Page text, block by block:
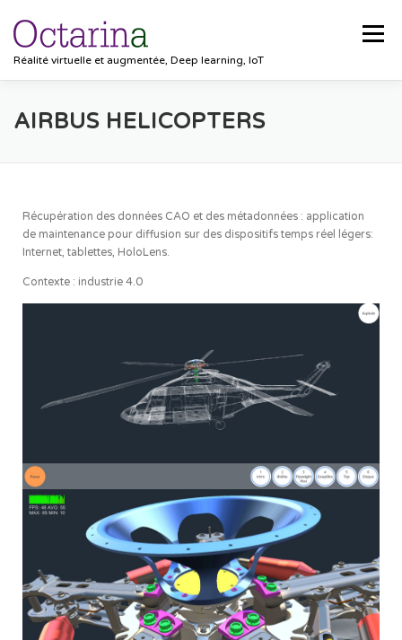
Réalité virtuelle et augmentée, Deep learning, IoT
Menu
ACCUEIL PROJETS SOLUTIONS
CONTACT
AIRBUS HELICOPTERS
Récupération des données CAO et des métadonnées : application
de maintenance pour diffusion sur des dispositifs temps réel légers:
Internet, tablettes, HoloLens.
Contexte : industrie 4.0